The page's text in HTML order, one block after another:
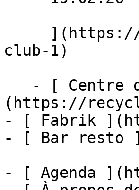
club-1)
(https://
- [ Fabrik
- [ Bar resto
- [ Agenda